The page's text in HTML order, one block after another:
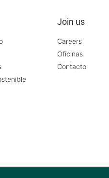
Join us
Careers
Oficinas
Contacto